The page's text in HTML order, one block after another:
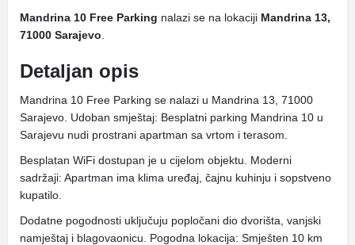
Mandrina 10 Free Parking nalazi se na lokaciji Mandrina 13,
71000 Sarajevo
Detaljan opis
Mandrina 10 Free Parking se nalazi u Mandrina 13, 71000
Sarajevo. Udoban smještaj: Besplatni parking Mandrina 10 u
Sarajevu nudi prostrani apartman sa vrtom i terasom.
Besplatan WiFi dostupan je u cijelom objektu. Moderni
sadržaji: Apartman ima klima uređaj, čajnu kuhinju i sopstveno
kupatilo.
Dodatne pogodnosti uključuju popločani dio dvorišta, vanjski
namještaj i blagovaonicu. Pogodna lokacija: Smješten 10 km